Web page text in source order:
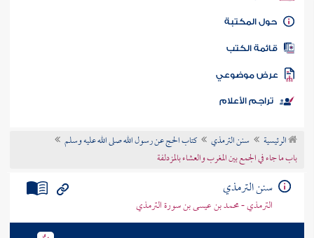
كتاب الأمة
المكتبة
الكتب
موضوعي
تراجم الأعلام
الرئيسية سنن الترمذي
كتاب الحج عن رسول الله صلى الله عليه وسلم
باب ما جاء في الجمع بين المغرب والعشاء بالمزدلفة
سنن الترمذي
الترمذي - محمد بن عيسى بن سورة الترمذي